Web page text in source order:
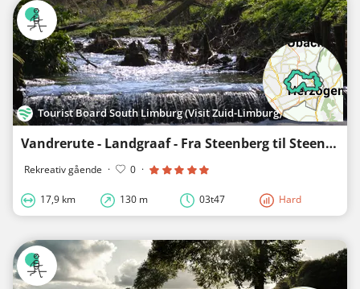
Tourist Board South Limburg (Visit Zuid-Limburg)
Vandrerute - Landgraaf - Fra Steenberg til Steenberg
Rekreativ gående · 0 ·
17,9 km 130 m 03t47 Hard